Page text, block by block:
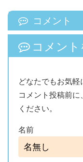
コメント
コメン
どなたでもお気軽
コメント投稿前に、
ください。
名前